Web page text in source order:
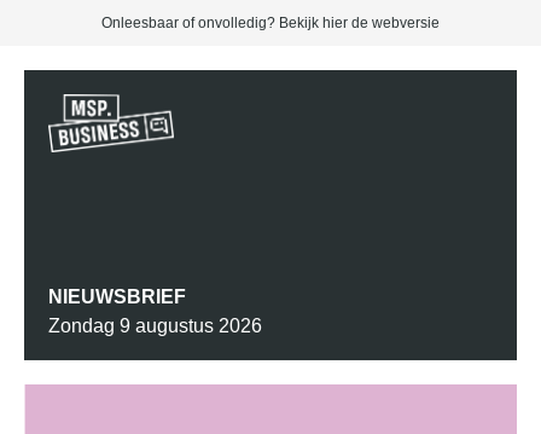
Onleesbaar of onvolledig? Bekijk hier de webversie
NIEUWSBRIEF
Zondag 9 augustus 2026